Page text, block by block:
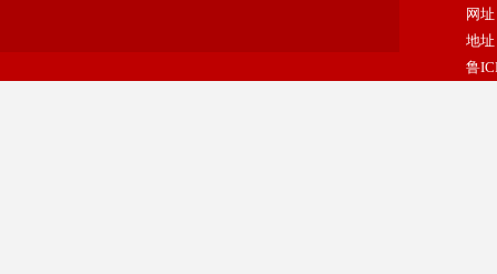
网
地
鲁